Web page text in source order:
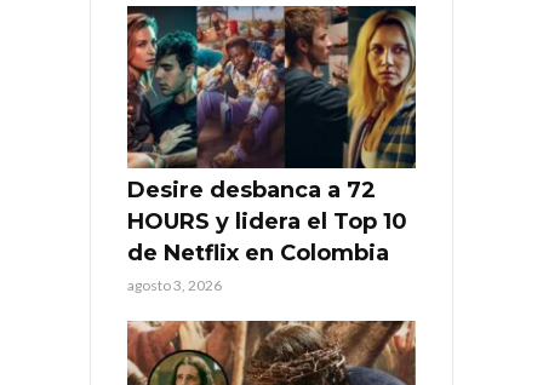
Desire desbanca a 72
HOURS y lidera el Top 10
de Netflix en Colombia
agosto 3, 2026